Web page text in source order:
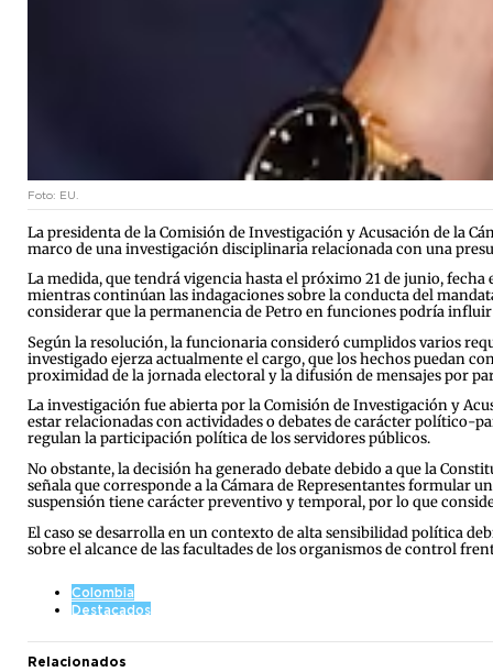
Foto: EU.
La presidenta de la Comisión de Investigación y Acusación de la
marco de una investigación disciplinaria relacionada con una
La medida, que tendrá vigencia hasta el próximo 21 de junio,
mientras continúan las indagaciones sobre la conducta del
considerar que la permanencia de Petro en funciones podría
Según la resolución, la funcionaria consideró cumplidos varios
investigado ejerza actualmente el cargo, que los hechos puedan
proximidad de la jornada electoral y la difusión de mensajes por
La investigación fue abierta por la Comisión de Investigación y
estar relacionadas con actividades o debates de carácter político-
regulan la participación política de los servidores públicos.
No obstante, la decisión ha generado debate debido a que la
señala que corresponde a la Cámara de Representantes formular
suspensión tiene carácter preventivo y temporal, por lo que
El caso se desarrolla en un contexto de alta sensibilidad política
sobre el alcance de las facultades de los organismos de control
Colombia
Destacados
Relacionados